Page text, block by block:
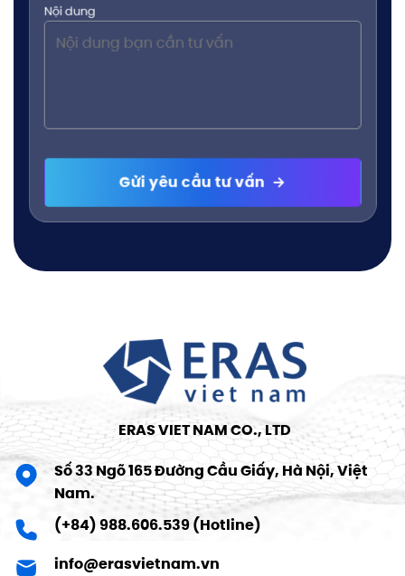
Nội dung
ERAS VIET NAM CO., LTD
Số 33 Ngõ 165 Đường Cầu Giấy, Hà Nội, Việt
Nam.
(+84) 988.606.539 (Hotline)
info@erasvietnam.vn